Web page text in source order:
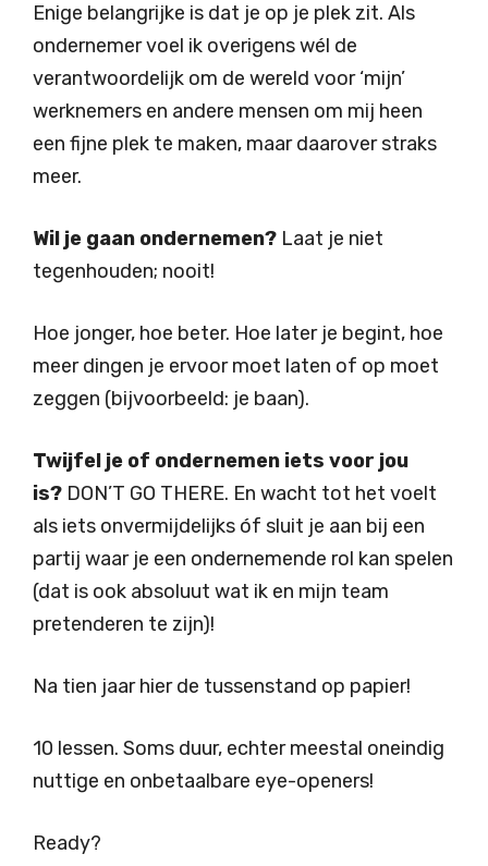
Enige belangrijke is dat je op je plek zit. Als
ondernemer voel ik overigens wél de
verantwoordelijk om de wereld voor ‘mijn’
werknemers en andere mensen om mij heen
een fijne plek te maken, maar daarover straks
meer.
Wil je gaan ondernemen? Laat je niet
tegenhouden; nooit!
Hoe jonger, hoe beter. Hoe later je begint, hoe
meer dingen je ervoor moet laten of op moet
zeggen (bijvoorbeeld: je baan).
Twijfel je of ondernemen iets voor jou
is? DON’T GO THERE. En wacht tot het voelt
als iets onvermijdelijks óf sluit je aan bij een
partij waar je een ondernemende rol kan spelen
(dat is ook absoluut wat ik en mijn team
pretenderen te zijn)!
Na tien jaar hier de tussenstand op papier!
10 lessen. Soms duur, echter meestal oneindig
nuttige en onbetaalbare eye-openers!
Ready?